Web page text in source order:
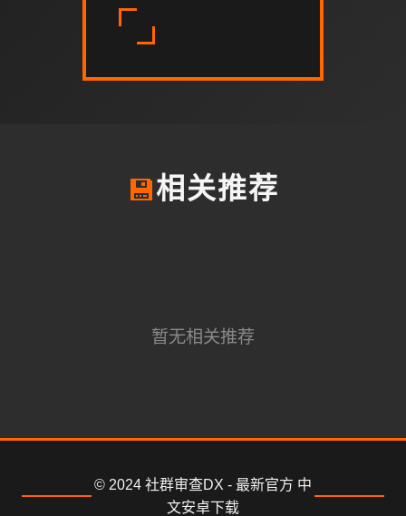
💾相关推荐
暂无相关推荐
© 2024 社群审查DX - 最新官方 中
文安卓下载